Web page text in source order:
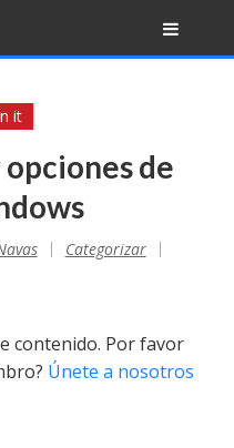
it
de
Categorizar
contenido. Por favor
Únete a nosotros